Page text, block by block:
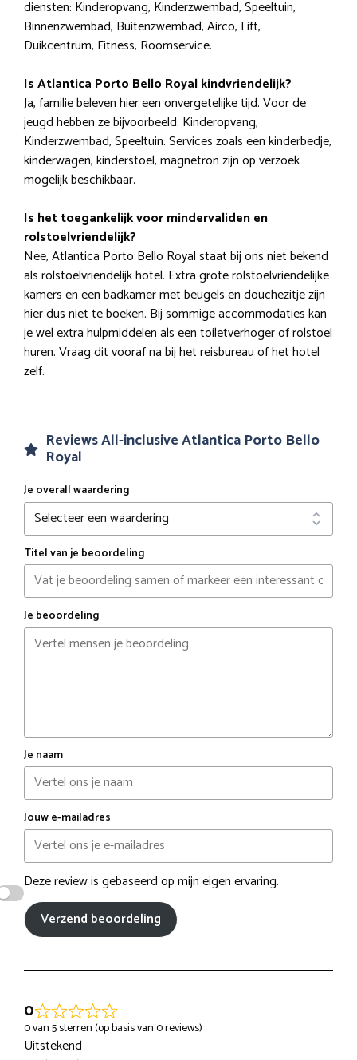
diensten: Kinderopvang, Kinderzwembad, Speeltuin,
Binnenzwembad, Buitenzwembad, Airco, Lift,
Duikcentrum, Fitness, Roomservice.
Is Atlantica Porto Bello Royal kindvriendelijk?
Ja, familie beleven hier een onvergetelijke tijd. Voor de
jeugd hebben ze bijvoorbeeld: Kinderopvang,
Kinderzwembad, Speeltuin. Services zoals een kinderbedje,
kinderwagen, kinderstoel, magnetron zijn op verzoek
mogelijk beschikbaar.
Is het toegankelijk voor mindervaliden en
rolstoelvriendelijk?
Nee, Atlantica Porto Bello Royal staat bij ons niet bekend
als rolstoelvriendelijk hotel. Extra grote rolstoelvriendelijke
kamers en een badkamer met beugels en douchezitje zijn
hier dus niet te boeken. Bij sommige accommodaties kan
je wel extra hulpmiddelen als een toiletverhoger of rolstoel
huren. Vraag dit vooraf na bij het reisbureau of het hotel
zelf.
Reviews All-inclusive Atlantica Porto Bello
Royal
Je overall waardering
Titel van je beoordeling
Je beoordeling
Je naam
Jouw e-mailadres
Deze review is gebaseerd op mijn eigen ervaring.
Verzend beoordeling
0
0 van 5 sterren (op basis van 0 reviews)
Uitstekend